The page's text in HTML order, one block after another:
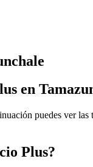
en
puedes ver
Plus?